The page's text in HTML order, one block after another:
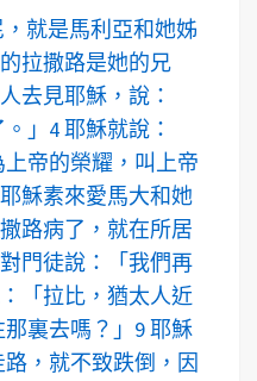
就是馬利亞和她姊
拉撒路是她的兄
去見耶穌，說：
」4 耶穌就說：
上帝的榮耀，叫上帝
穌素來愛馬大和她
路病了，就在所居
門徒說：「我們再
「拉比，猶太人近
裏去嗎？」9 耶穌
，就不致跌倒，因